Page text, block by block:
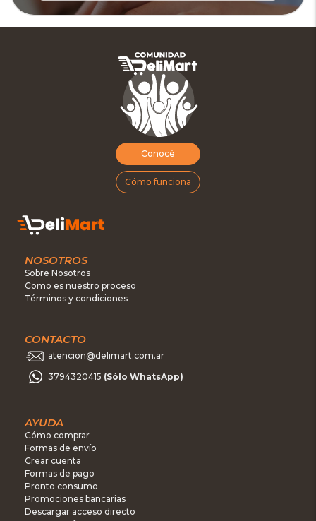
Conocé
Cómo funciona
NOSOTROS
Sobre Nosotros
Como es nuestro proceso
Términos y condiciones
CONTACTO
atencion@delimart.com.ar
3794320415 (Sólo WhatsApp)
AYUDA
Cómo comprar
Formas de envío
Crear cuenta
Formas de pago
Pronto consumo
Promociones bancarias
Descargar acceso directo